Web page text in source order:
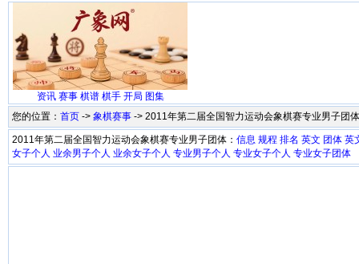
资讯 赛事 棋谱 棋手 开局 图集
您的位置： 首页 -> 象棋赛事 -> 2011年第二届全国智力运动会象棋赛专业男子团
2011年第二届全国智力运动会象棋赛专业男子团体： 信息 规程 排名 英文 团体 英
女子个人 业余男子个人 业余女子个人 专业男子个人 专业女子个人 专业女子团体